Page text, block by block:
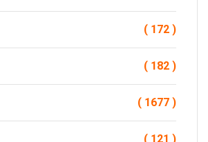
( 172 )
( 182 )
( 1677 )
( 121 )